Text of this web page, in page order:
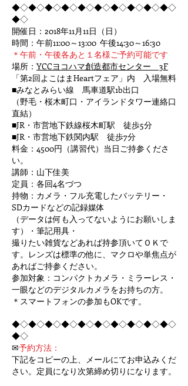
◆◇◆◇◆◇◆◇◆◇◆◇◆◇◆◇◆◇◆◇
◆◇
開催日： 2018年11月11日（日）
時間：午前11:00～13:00 午後14:30～16:30
＊午前・午後各あと１名様ご予約可能です
場所： YCCヨコハマ創造都市センター 3F
「第2回よこはまHeartフェア」内 入場無料
■みなとみらい線 馬車道駅1b出口
（野毛・桜木町口・アイランドタワー連絡口
直結）
■JR・市営地下鉄線桜木町駅 徒歩5分
■JR・市営地下鉄関内駅 徒歩7分
料金：4500円（講習代）当日ご持参くださ
い。
講師：山下佳美
定員：各回4名づつ
持物：カメラ・フル充電したバッテリー・
SDカードなどの記録媒体
（データは何も入ってないようにお願いしま
す）・筆記用具・
撮りたい雑貨などあれば持参頂いてＯＫで
す。レンズは標準の他に、マクロや単焦点が
あればご持参ください。
参加対象：コンパクトカメラ・ミラーレス・
一眼などのデジタルカメラをお持ちの方。
＊スマートフォンの参加もOKです。
◆◇◆◇◆◇◆◇◆◇◆◇◆◇◆◇◆◇◆◇
◆◇
✉予約方法：
下記をコピーの上、メールにてお申込みくだ
さい。定員になり次第締め切りになります。